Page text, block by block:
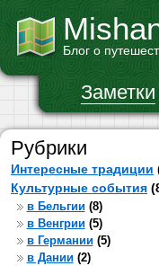
Блог о
Заметки
Рубрики
Интересные традиции
Культурные события
в Бельгии(8)
в Венгрии(5)
в Германии(5)
в Дании(2)